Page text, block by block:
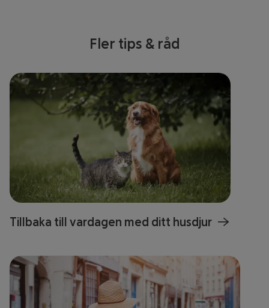
Fler tips & råd
Tillbaka till vardagen med ditt husdjur